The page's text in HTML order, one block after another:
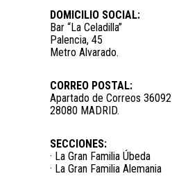
DOMICILIO SOCIAL:
Bar “La Celadilla”
Palencia, 45
Metro Alvarado.
CORREO POSTAL:
Apartado de Correos 36092
28080 MADRID.
SECCIONES:
· La Gran Familia Úbeda
· La Gran Familia Alemania